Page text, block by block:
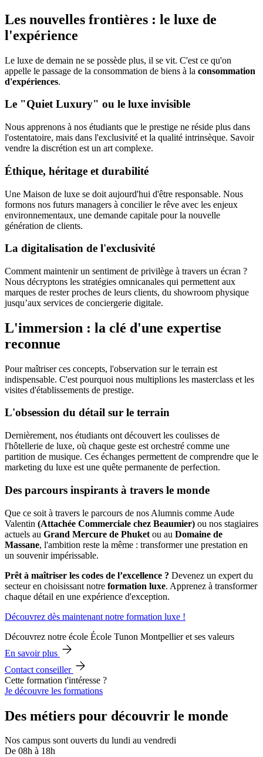
Les nouvelles frontières : le luxe de
l'expérience
Le luxe de demain ne se possède plus, il se vit. C'est ce qu'on
appelle le passage de la consommation de biens à la consommation
d'expériences.
Le "Quiet Luxury" ou le luxe invisible
Nous apprenons à nos étudiants que le prestige ne réside plus dans
l'ostentatoire, mais dans l'exclusivité et la qualité intrinsèque. Savoir
vendre la discrétion est un art complexe.
Éthique, héritage et durabilité
Une Maison de luxe se doit aujourd'hui d'être responsable. Nous
formons nos futurs managers à concilier le rêve avec les enjeux
environnementaux, une demande capitale pour la nouvelle
génération de clients.
La digitalisation de l'exclusivité
Comment maintenir un sentiment de privilège à travers un écran ?
Nous décryptons les stratégies omnicanales qui permettent aux
marques de rester proches de leurs clients, du showroom physique
jusqu’aux services de conciergerie digitale.
L'immersion : la clé d'une expertise
reconnue
Pour maîtriser ces concepts, l'observation sur le terrain est
indispensable. C'est pourquoi nous multiplions les masterclass et les
visites d'établissements de prestige.
L'obsession du détail sur le terrain
Dernièrement, nos étudiants ont découvert les coulisses de
l'hôtellerie de luxe, où chaque geste est orchestré comme une
partition de musique. Ces échanges permettent de comprendre que le
marketing du luxe est une quête permanente de perfection.
Des parcours inspirants à travers le monde
Que ce soit à travers le parcours de nos Alumnis comme Aude
Valentin (Attachée Commerciale chez Beaumier) ou nos stagiaires
actuels au Grand Mercure de Phuket ou au Domaine de
Massane, l'ambition reste la même : transformer une prestation en
un souvenir impérissable.
Prêt à maîtriser les codes de l’excellence ? Devenez un expert du
secteur en choisissant notre formation luxe. Apprenez à transformer
chaque détail en une expérience d'exception.
Découvrez dès maintenant notre formation luxe !
Découvrez notre école École Tunon Montpellier et ses valeurs
En savoir plus
Contact conseiller
Cette formation t'intéresse ?
Je découvre les formations
Des métiers pour découvrir le monde
Nos campus sont ouverts du lundi au vendredi
De 08h à 18h